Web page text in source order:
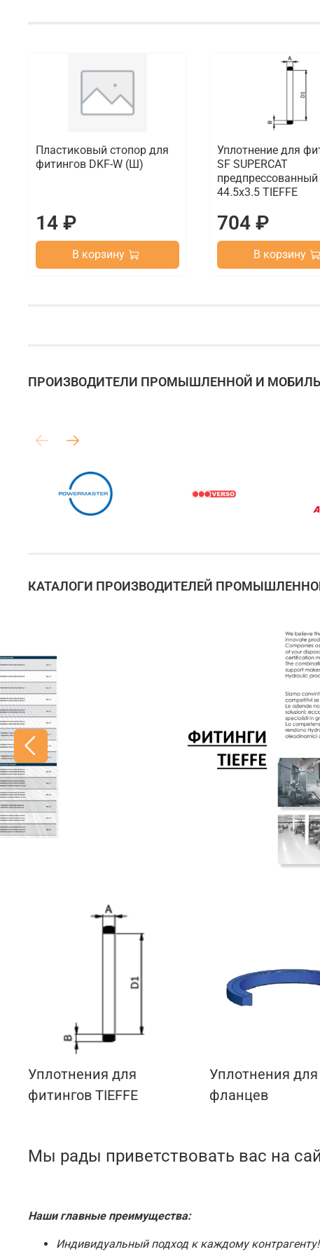
Пластиковый стопор для
фитингов DKF-W (Ш)
14 ₽
В корзину
Уплотнение для
SF SUPERCAT
44.5x3.5 TIEFFE
704 ₽
В корзину
ПРОИЗВОДИТЕЛИ ПРОМЫШЛЕННОЙ И
КАТАЛОГИ ПРОИЗВОДИТЕЛЕЙ
Уплотнения для
фитингов TIEFFE
Уплотнения для
фланцев
Мы рады приветствовать вас на
Наши главные преимущества:
Индивидуальный подход к каждому контрагенту!